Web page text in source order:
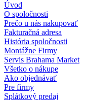
Úvod
O spoločnosti
Prečo u nás nakupovať
Fakturačná adresa
História spoločnosti
Montážne Firmy
Servis Brahama Market
Všetko o nákupe
Ako objednávať
Pre firmy
Splátkový predaj